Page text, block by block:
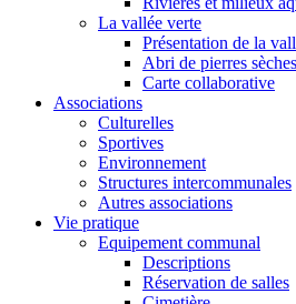
La vallée verte
Présentation de la
Abri de pierres sèches
Carte collaborative
Associations
Culturelles
Sportives
Environnement
Structures intercommunales
Autres associations
Vie pratique
Equipement communal
Descriptions
Réservation de salles